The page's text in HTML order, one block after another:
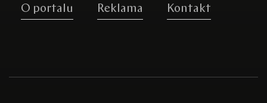
O portalu Reklama Kontakt